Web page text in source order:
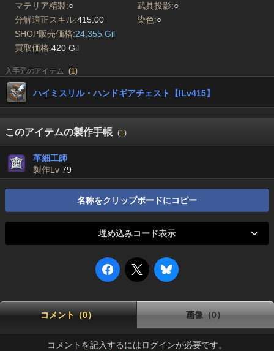
マテリア精製:○ 武具投影:○
分解適正スキル:415.00 染色:○
SHOP販売価格:24,355 Gil
買取価格:420 Gil
入手元のアイテム (1)
ハイミスリル・ハンドギアチェスト【ILv415】
このアイテムの製作手帳 (1)
革細工師
製作Lv 79
名称をクリップボードにコピー
埋め込みコード表示
コメント（0） 画像（0）
コメントを記入するにはログインが必要です。